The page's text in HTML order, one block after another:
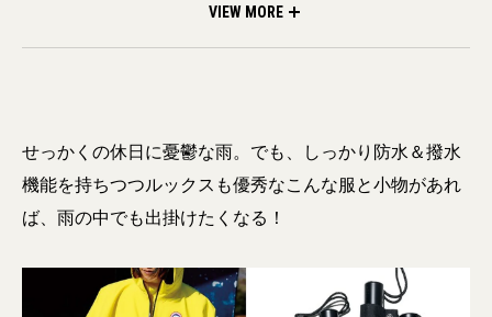
VIEW MORE
せっかくの休日に憂鬱な雨。でも、しっかり防水＆撥水
機能を持ちつつルックスも優秀なこんな服と小物があれ
ば、雨の中でも出掛けたくなる！